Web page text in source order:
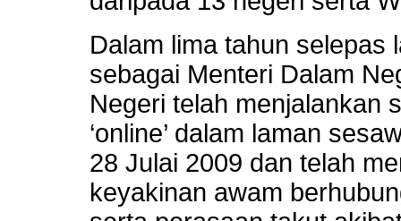
Dalam lima tahun selepas
sebagai Menteri Dalam
Negeri telah menjalankan
‘online’ dalam laman
28 Julai 2009 dan telah
keyakinan awam